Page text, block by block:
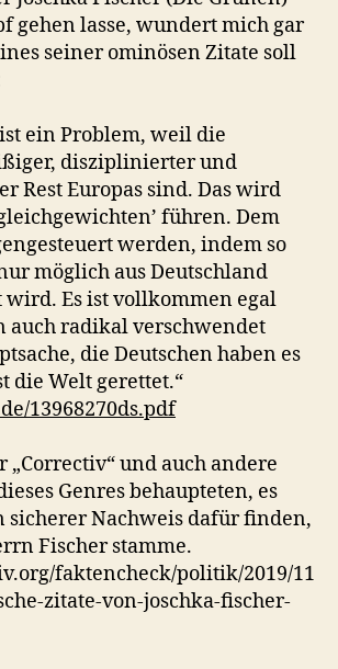
gehen lasse, wundert mich gar
seiner ominösen Zitate soll
ein Problem, weil die
disziplinierter und
Rest Europas sind. Das wird
führen. Dem
werden, indem so
möglich aus Deutschland
wird. Es ist vollkommen egal
auch radikal verschwendet
die Deutschen haben es
die Welt gerettet.“
13968270ds.pdf
„Correctiv“ und auch andere
Genres behaupteten, es
sicherer Nachweis dafür finden,
Fischer stamme.
faktencheck/politik/2019/11
zitate-von-joschka-fischer-